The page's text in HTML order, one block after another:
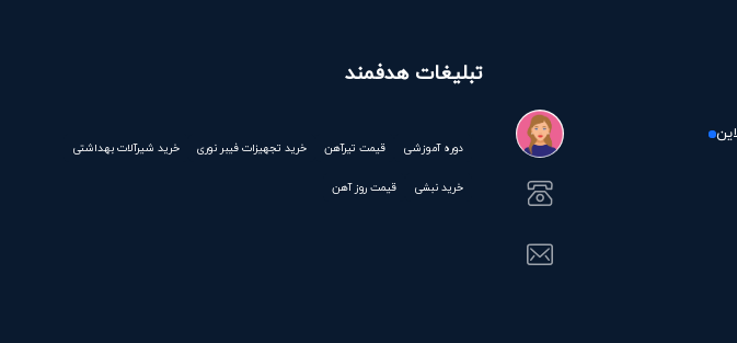
تبلیغات هدفمند
دوره آموزشی قیمت تیرآهن خرید تجهیزات فیبر نوری خرید شیرآلات بهداشتی
خرید نبشی قیمت روز آهن